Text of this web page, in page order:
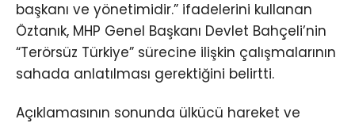
başkanı ve yönetimidir.” ifadelerini kullanan
Öztanık, MHP Genel Başkanı Devlet Bahçeli’nin
“Terörsüz Türkiye” sürecine ilişkin çalışmalarının
sahada anlatılması gerektiğini belirtti.
Açıklamasının sonunda ülkücü hareket ve